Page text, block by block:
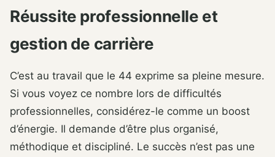
Réussite professionnelle et
gestion de carrière
C’est au travail que le 44 exprime sa pleine mesure.
Si vous voyez ce nombre lors de difficultés
professionnelles, considérez-le comme un boost
d’énergie. Il demande d’être plus organisé,
méthodique et discipliné. Le succès n’est pas une